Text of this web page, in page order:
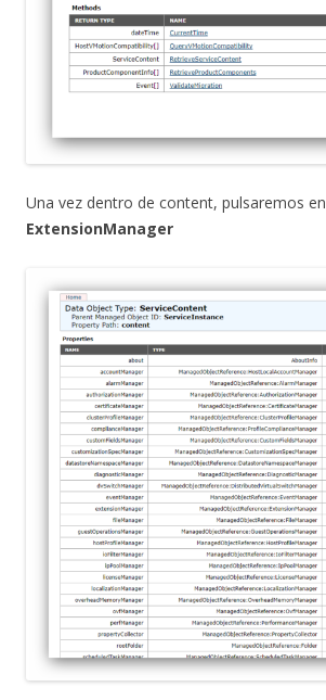
Una vez dentro de content, pulsaremos en
ExtensionManager